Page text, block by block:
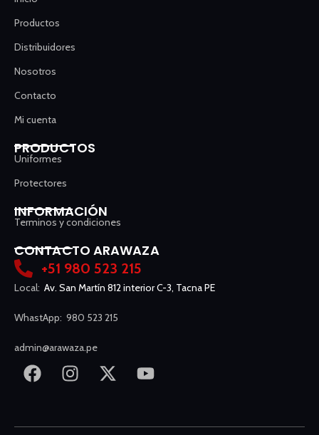
Productos
Distribuidores
Nosotros
Contacto
Mi cuenta
PRODUCTOS
Uniformes
Protectores
INFORMACIÓN
Terminos y condiciones
CONTACTO ARAWAZA
+51 980 523 215
Local: Av. San Martín 812 interior C-3, Tacna PE
WhastApp: 980 523 215
admin@arawaza.pe